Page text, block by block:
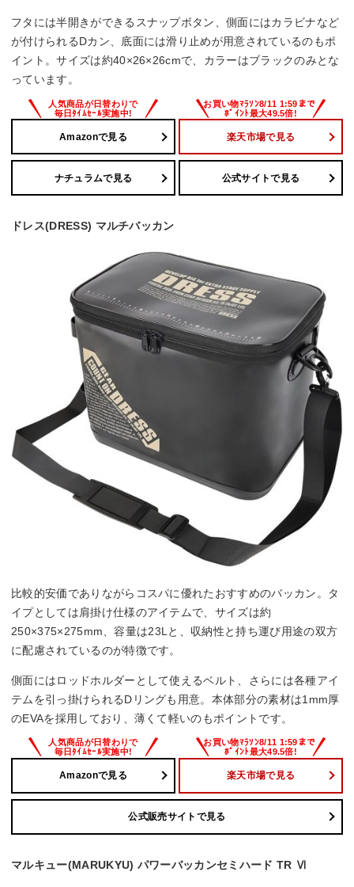
フタには半開きができるスナップボタン、側面にはカラビナなど
が付けられるDカン、底面には滑り止めが用意されているのもポ
イント。サイズは約40×26×26cmで、カラーはブラックのみとな
っています。
Amazonで見る 楽天市場で見る
ナチュラムで見る 公式サイトで見る
ドレス(DRESS) マルチバッカン
比較的安価でありながらコスパに優れたおすすめのバッカン。タ
イプとしては肩掛け仕様のアイテムで、サイズは約
250×375×275mm、容量は23Lと、収納性と持ち運び用途の双方
に配慮されているのが特徴です。
側面にはロッドホルダーとして使えるベルト、さらには各種アイ
テムを引っ掛けられるDリングも用意。本体部分の素材は1mm厚
のEVAを採用しており、薄くて軽いのもポイントです。
Amazonで見る 楽天市場で見る
公式販売サイトで見る
マルキュー(MARUKYU) パワーバッカンセミハード TR Ⅵ